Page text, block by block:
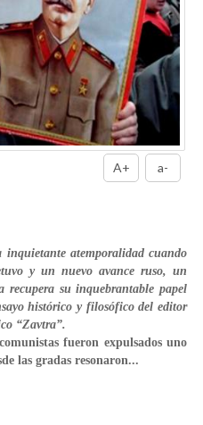
A+ a-
atemporalidad cuando
y un nuevo avance ruso, un
recupera su inquebrantable papel
histórico y filosófico del editor
“Zavtra”.
fueron expulsados ​​uno
las gradas resonaron...